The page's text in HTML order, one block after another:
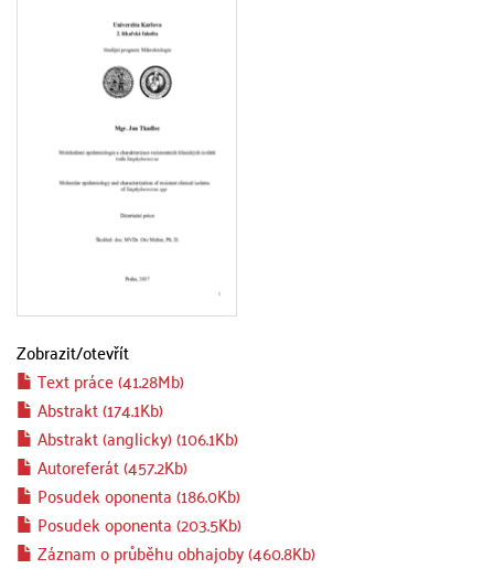
Zobrazit/otevřít
Text práce (41.28Mb)
Abstrakt (174.1Kb)
Abstrakt (anglicky) (106.1Kb)
Autoreferát (457.2Kb)
Posudek oponenta (186.0Kb)
Posudek oponenta (203.5Kb)
Záznam o průběhu obhajoby (460.8Kb)